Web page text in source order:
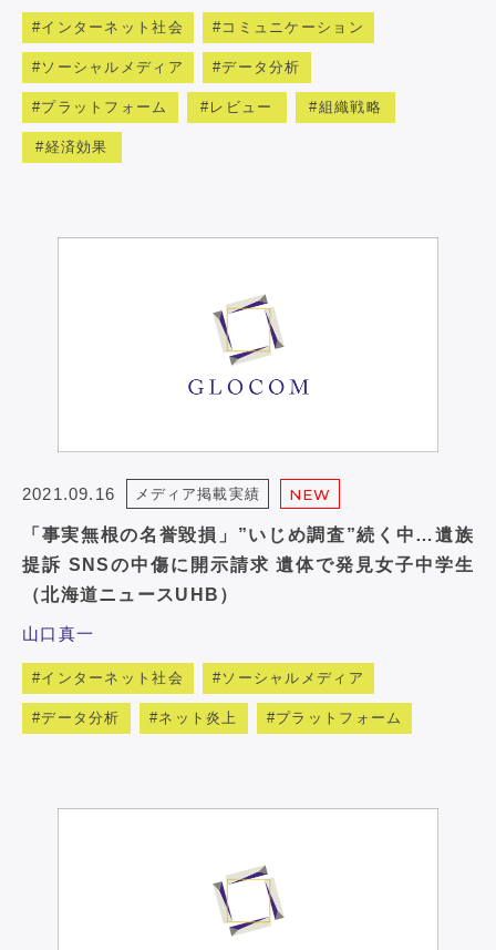
インターネット社会 コミュニケーション
ソーシャルメディア データ分析
プラットフォーム レビュー 組織戦略
経済効果
2021.09.16 メディア掲載実績 NEW
「事実無根の名誉毀損」”いじめ調査”続く中…遺族
提訴 SNSの中傷に開示請求 遺体で発見女子中学生
（北海道ニュースUHB）
山口真一
インターネット社会 ソーシャルメディア
データ分析 ネット炎上 プラットフォーム